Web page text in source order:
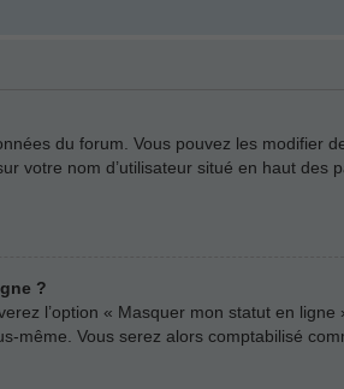
du forum. Vous pouvez les modifier
votre nom d’utilisateur situé en haut des
?
l’option « Masquer mon statut en ligne
même. Vous serez alors comptabilisé